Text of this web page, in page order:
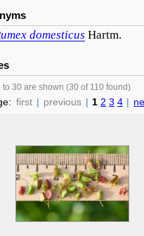
domesticus Hartm.
to 30 are shown (30 of 110 found)
first | previous | 1 2 3 4 |